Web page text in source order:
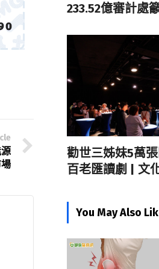
233.52億審計處
勸世三姊妹5萬
百老匯讀劇 | 文
You May Also